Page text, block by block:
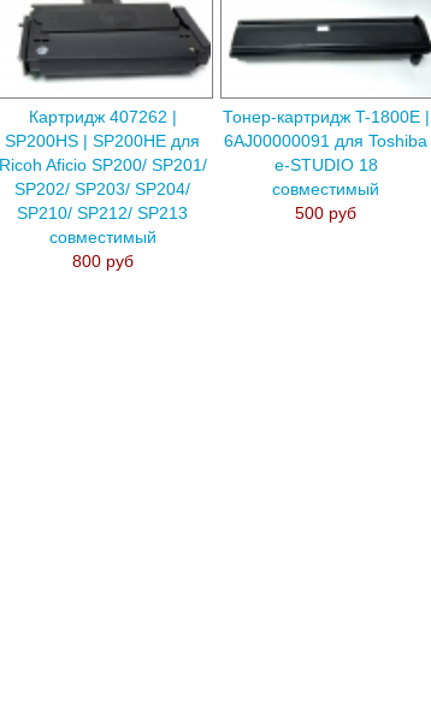
Картридж 407262 |
SP200HS | SP200HE для
Ricoh Aficio SP200/ SP201/
SP202/ SP203/ SP204/
SP210/ SP212/ SP213
совместимый
800 руб
Тонер-картридж T-1800E |
6AJ00000091 для Toshiba
e-STUDIO 18
совместимый
500 руб